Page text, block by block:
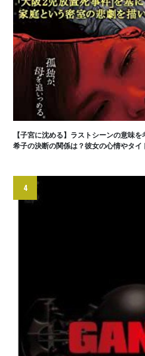
【子宮に沈める】ラストシーンの意味
希子の決断の関係は？彼女の心情やタイ
4